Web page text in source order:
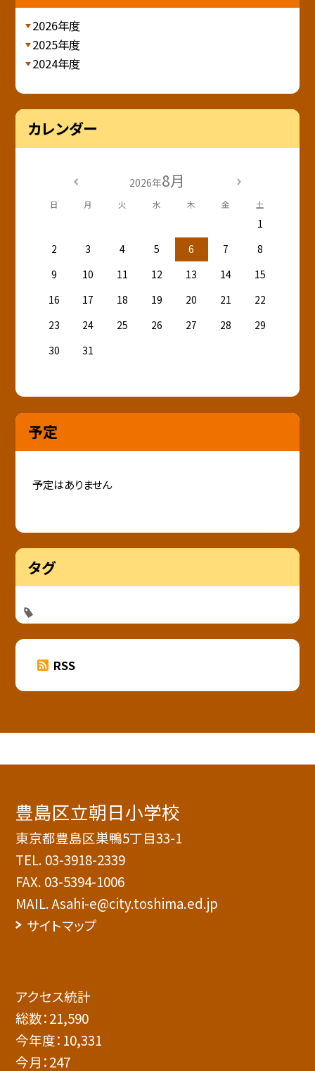
2026年度
2025年度
2024年度
カレンダー
2026年8月
日 月 火 水 木 金 土
1
2
3 4 5 6 7
8
9
10 11 12 13 14
15
16
17 18 19 20 21
22
23
24 25 26 27 28
29
30
31
予定
予定はありません
タグ
RSS
豊島区立朝日小学校
東京都豊島区巣鴨5丁目33-1
TEL. 03-3918-2339
FAX. 03-5394-1006
MAIL. Asahi-e@city.toshima.ed.jp
サイトマップ
アクセス統計
総数：21,590
今年度： 10,331
今月：247